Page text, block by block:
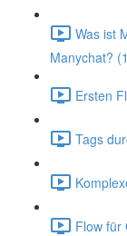
Was ist
Manychat?
Ersten
Tags
Flow für